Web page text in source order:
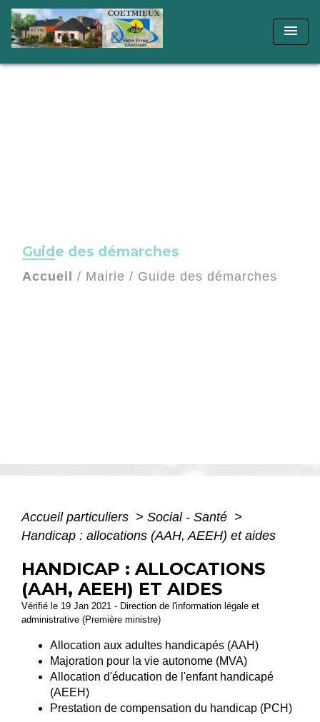
menu
Guide des démarches
Accueil / Mairie / Guide des démarches
Accueil particuliers > Social - Santé >
Handicap : allocations (AAH, AEEH) et aides
HANDICAP : ALLOCATIONS
(AAH, AEEH) ET AIDES
Vérifié le 19 Jan 2021 - Direction de l'information légale et
administrative (Première ministre)
Allocation aux adultes handicapés (AAH)
Majoration pour la vie autonome (MVA)
Allocation d'éducation de l'enfant handicapé
(AEEH)
Prestation de compensation du handicap (PCH)